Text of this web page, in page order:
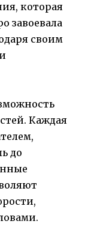
которая
завоевала
своим
Каждая
до